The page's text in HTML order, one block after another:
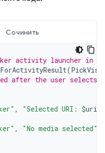
Сочинить
activity launcher in
(
after the user selects
, "Selected URI: $uri
, "No media selected"